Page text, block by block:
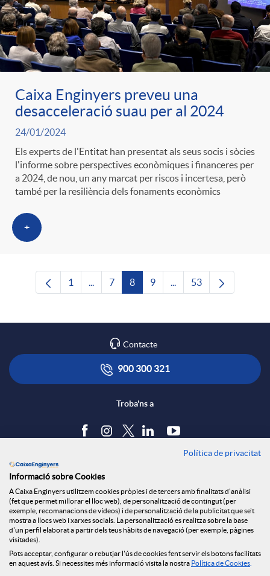
Caixa Enginyers preveu una
desacceleració suau per al 2024
24/01/2024
Els experts de l'Entitat han presentat als seus socis i sòcies
l'informe sobre perspectives econòmiques i financeres per
a 2024, de nou, un any marcat per riscos i incertesa, però
també per la resiliència dels fonaments econòmics
+
Pàgina
1 ...Pàgines intermèdies Utilitzeu TAB per
Pàgina
7 Pàgina
8 Pàgina
9 ...Pàgines intermèdies
Pàgina
53
Contacte
900 300 321
Troba'ns a
Política de cookies
Avís legal
Seguretat Online
Canal denúncies
Política de privacitat
Informació sobre Cookies
A Caixa Enginyers utilitzem cookies pròpies i de tercers amb finalitats d'anàlisi
(fet que permet millorar el lloc web), de personalització de contingut (per
exemple, recomanacions de vídeos) i de personalització de la publicitat que se't
mostra a llocs web i xarxes socials. La personalització es realitza sobre la base
d'un perfil elaborat a partir dels teus hàbits de navegació (per exemple, pàgines
visitades).
Pots acceptar, configurar o rebutjar l'ús de cookies fent servir els botons facilitats
en aquest avís. Si necessites més informació visita la nostra Política de Cookies